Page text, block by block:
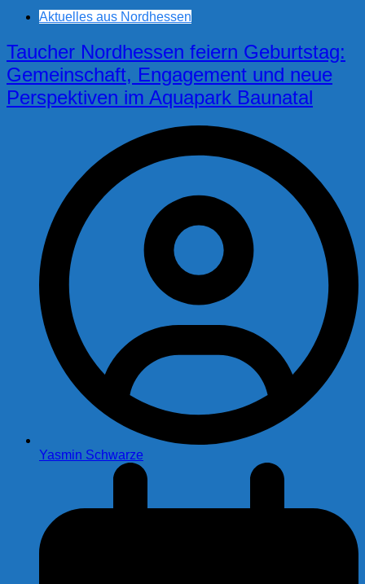
Aktuelles aus Nordhessen
Taucher Nordhessen feiern Geburtstag:
Gemeinschaft, Engagement und neue
Perspektiven im Aquapark Baunatal
Yasmin Schwarze